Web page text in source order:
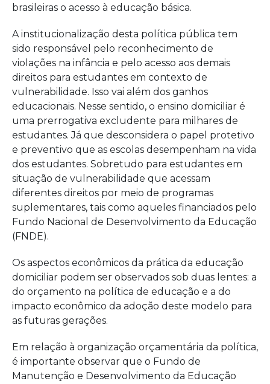
brasileiras o acesso à educação básica.
A institucionalização desta política pública tem
sido responsável pelo reconhecimento de
violações na infância e pelo acesso aos demais
direitos para estudantes em contexto de
vulnerabilidade. Isso vai além dos ganhos
educacionais. Nesse sentido, o ensino domiciliar é
uma prerrogativa excludente para milhares de
estudantes. Já que desconsidera o papel protetivo
e preventivo que as escolas desempenham na vida
dos estudantes. Sobretudo para estudantes em
situação de vulnerabilidade que acessam
diferentes direitos por meio de programas
suplementares, tais como aqueles financiados pelo
Fundo Nacional de Desenvolvimento da Educação
(FNDE).
Os aspectos econômicos da prática da educação
domiciliar podem ser observados sob duas lentes: a
do orçamento na política de educação e a do
impacto econômico da adoção deste modelo para
as futuras gerações.
Em relação à organização orçamentária da política,
é importante observar que o Fundo de
Manutenção e Desenvolvimento da Educação